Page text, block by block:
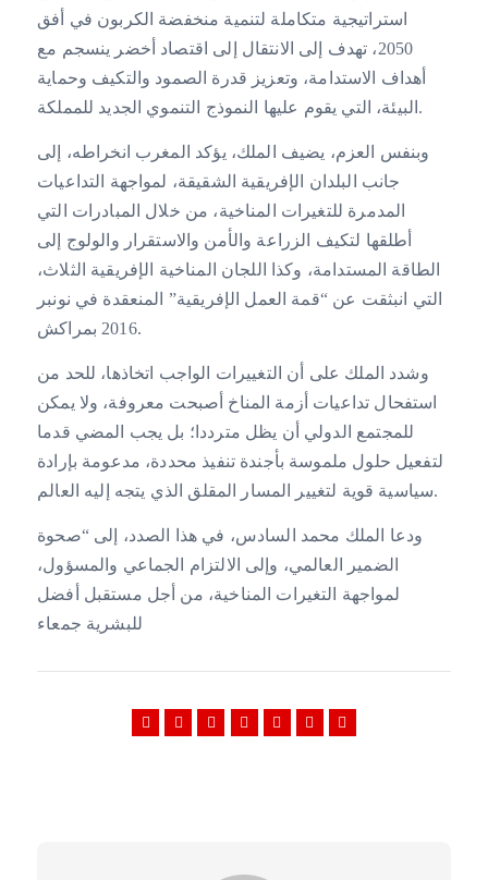
استراتيجية متكاملة لتنمية منخفضة الكربون في أفق
2050، تهدف إلى الانتقال إلى اقتصاد أخضر ينسجم مع
أهداف الاستدامة، وتعزيز قدرة الصمود والتكيف وحماية
البيئة، التي يقوم عليها النموذج التنموي الجديد للمملكة.
وبنفس العزم، يضيف الملك، يؤكد المغرب انخراطه، إلى
جانب البلدان الإفريقية الشقيقة، لمواجهة التداعيات
المدمرة للتغيرات المناخية، من خلال المبادرات التي
أطلقها لتكيف الزراعة والأمن والاستقرار والولوج إلى
الطاقة المستدامة، وكذا اللجان المناخية الإفريقية الثلاث،
التي انبثقت عن “قمة العمل الإفريقية” المنعقدة في نونبر
2016 بمراكش.
وشدد الملك على أن التغييرات الواجب اتخاذها، للحد من
استفحال تداعيات أزمة المناخ أصبحت معروفة، ولا يمكن
للمجتمع الدولي أن يظل مترددا؛ بل يجب المضي قدما
لتفعيل حلول ملموسة بأجندة تنفيذ محددة، مدعومة بإرادة
سياسية قوية لتغيير المسار المقلق الذي يتجه إليه العالم.
ودعا الملك محمد السادس، في هذا الصدد، إلى “صحوة
الضمير العالمي، وإلى الالتزام الجماعي والمسؤول،
لمواجهة التغيرات المناخية، من أجل مستقبل أفضل
للبشرية جمعاء